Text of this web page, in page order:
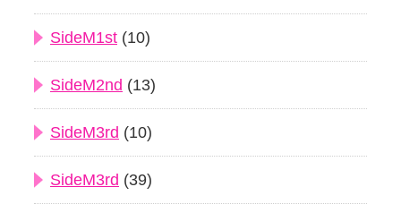
SideM1st (10)
SideM2nd (13)
SideM3rd (10)
SideM3rd (39)